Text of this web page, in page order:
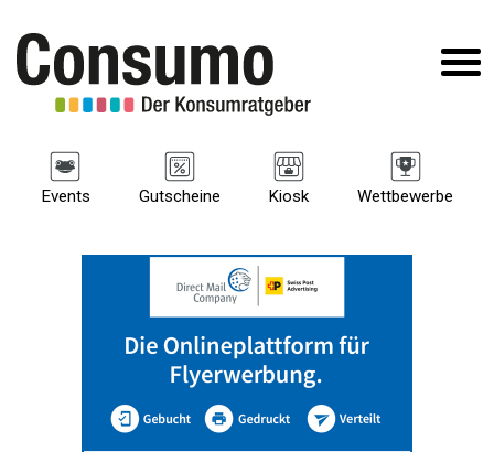
Events Gutscheine Kiosk Wettbewerbe